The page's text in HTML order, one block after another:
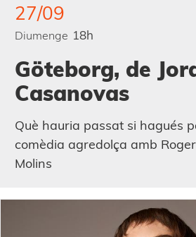
27/09
Diumenge 18h
Göteborg, de
Casanovas
Què hauria passat si hagués
comèdia agredolça amb
Molins